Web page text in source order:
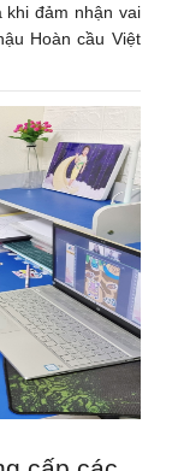
khi đảm nhận vai
Hoàn cầu Việt